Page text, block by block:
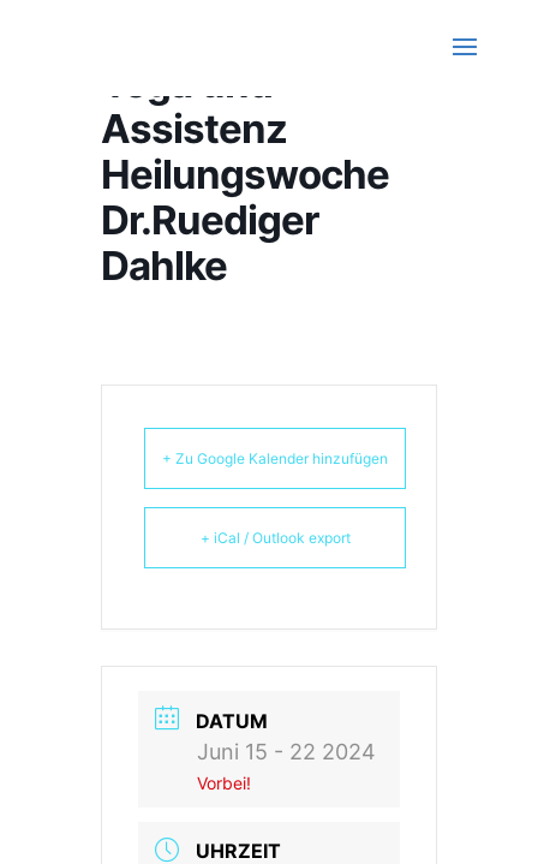
Yoga und
Assistenz
Heilungswoche
Dr.Ruediger
Dahlke
+ Zu Google Kalender hinzufügen
+ iCal / Outlook export
DATUM
Juni 15 - 22 2024
Vorbei!
UHRZEIT